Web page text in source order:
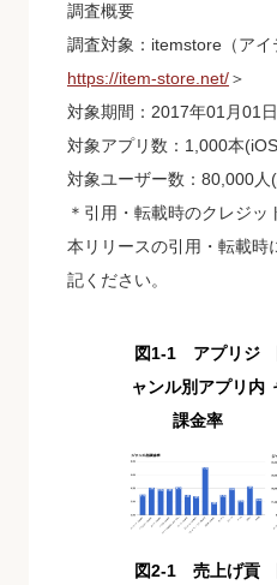
調査概要
調査対象：itemstore（アイ
https://item-store.net/＞
対象期間：2017年01月01
対象アプリ数：1,000本
対象ユーザー数：80,000人
＊引用・転載時のクレジッ
本リリースの引用・転載時
記ください。
図1-1 アプリジ
ャンル別アプリ内
課金率
図2-1 売上げ貢